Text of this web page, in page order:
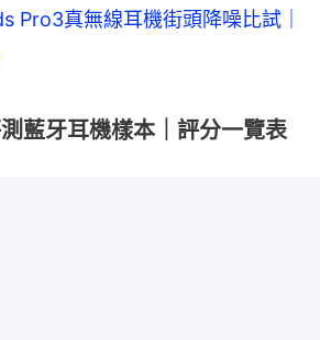
Pro3真無線耳機街頭降噪比試｜
藍牙耳機樣本｜評分一覽表